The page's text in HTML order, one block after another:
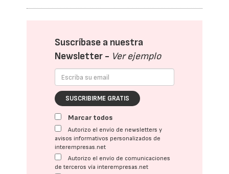
Suscríbase a nuestra
Newsletter - Ver ejemplo
SUSCRIBIRME GRATIS
Marcar todos
Autorizo el envío de newsletters y
avisos informativos personalizados de
interempresas.net
Autorizo el envío de comunicaciones
de terceros vía interempresas.net